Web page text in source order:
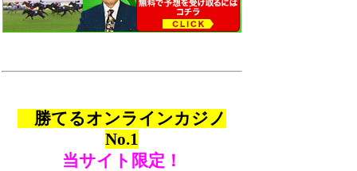
勝てるオンラインカジノ
No.1
当サイト限定！